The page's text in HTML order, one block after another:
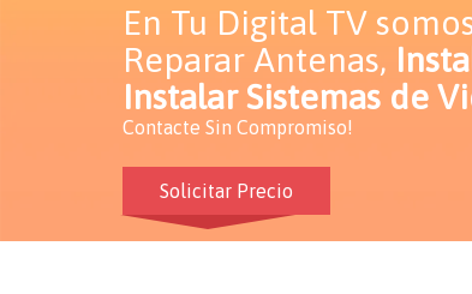
En Tu Digital TV
Reparar Antenas,
Instalar Sistemas de
Contacte Sin Compromiso!
Solicitar Precio